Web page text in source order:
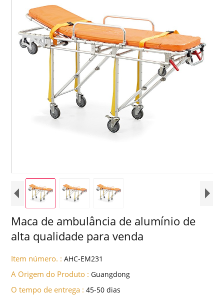
Maca de ambulância de alumínio de
alta qualidade para venda
Item número. : AHC-EM231
A Origem do Produto : Guangdong
O tempo de entrega : 45-50 dias